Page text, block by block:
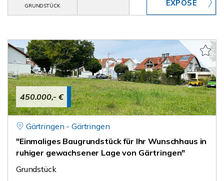
GRUNDSTÜCK
450.000,- €
Gärtringen - Gärtringen
"Einmaliges Baugrundstück für Ihr Wunschhaus in
ruhiger gewachsener Lage von Gärtringen"
Grundstück